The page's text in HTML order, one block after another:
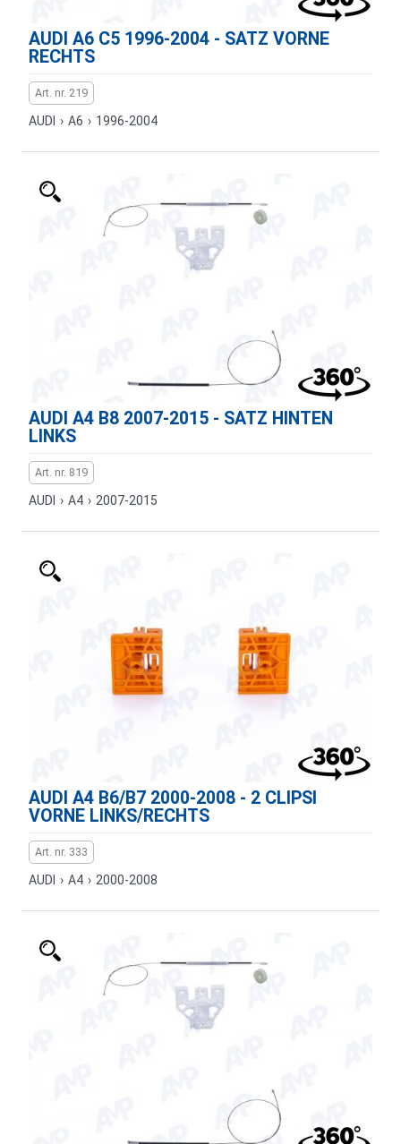
AUDI A6 C5 1996-2004 - SATZ VORNE
RECHTS
Art. nr. 219
AUDI › A6 › 1996-2004
AUDI A4 B8 2007-2015 - SATZ HINTEN
LINKS
Art. nr. 819
AUDI › A4 › 2007-2015
AUDI A4 B6/B7 2000-2008 - 2 CLIPSI
VORNE LINKS/RECHTS
Art. nr. 333
AUDI › A4 › 2000-2008